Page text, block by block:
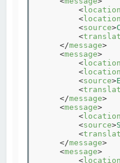
< location
< location
<source>
<
</message>
<message>
< location
< location
<source>
<
</message>
<message>
< location
<source>
<
</message>
<message>
< location